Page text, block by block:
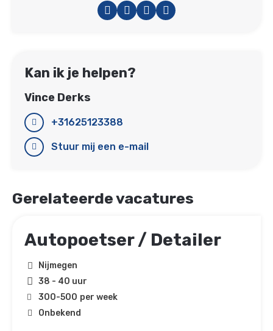
Facebook
TwitterLinkedIn
Kan ik je helpen?
Vince Derks
+31625123388
Stuur mij een e-mail
Gerelateerde vacatures
Autopoetser / Detailer
Nijmegen
38 - 40 uur
300-500 per week
Onbekend